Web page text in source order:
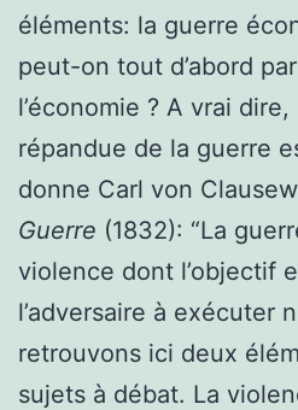
éléments: la guerre
peut-on tout d’abord
l’économie ? A vrai
répandue de la guerre
donne Carl von
Guerre (1832): “La
violence dont l’objectif
l’adversaire à exécuter
retrouvons ici deux
sujets à débat. La